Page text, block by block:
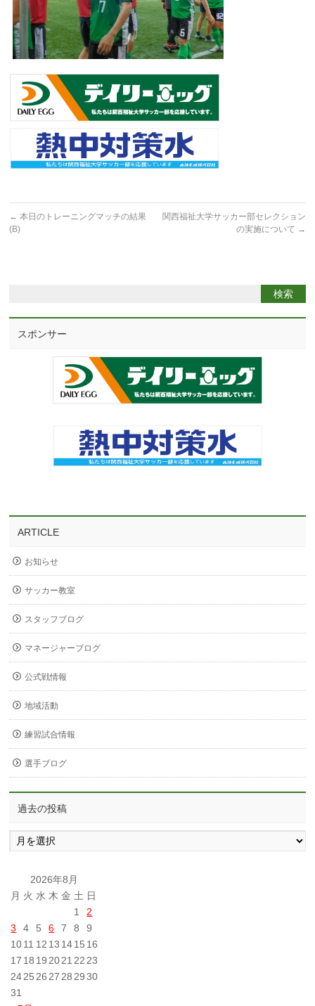
← 本日のトレーニングマッチの結果
(B)
関西福祉大学サッカー部セレクション
の実施について →
スポンサー
ARTICLE
お知らせ
サッカー教室
スタッフブログ
マネージャーブログ
公式戦情報
地域活動
練習試合情報
選手ブログ
過去の投稿
過
去
稿
2026年8月
月 火 水 木 金 土 日
1
2
3
4 5 6 7 8
9
1011 12 13 1415 16
17 18 19 2021 22 23
2425 26 27 28 29 30
31